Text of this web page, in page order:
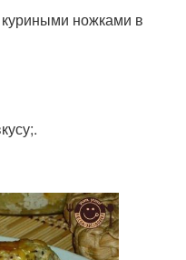
ножками в